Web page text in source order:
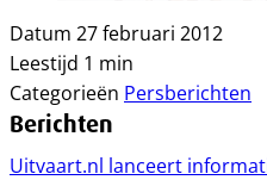
Datum 27 februari 2012
Leestijd 1 min
Categorieën Persberichten
Berichten
Uitvaart.nl lanceert